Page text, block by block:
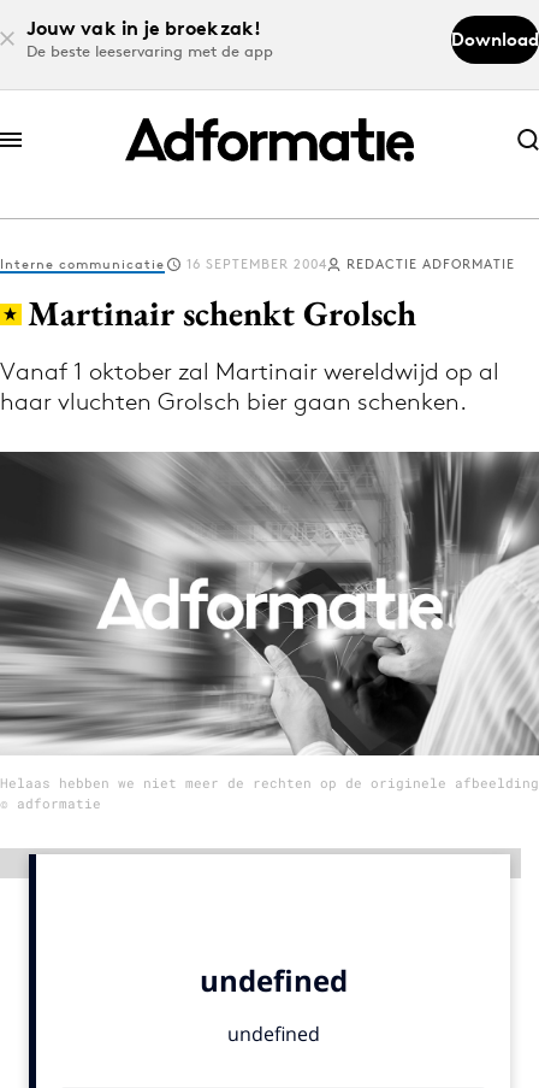
Jouw vak in je broekzak!
De beste leeservaring met de app
Download
Abonneer nu
Abonneer nu
Log in
Download de app
Volg het laatste nieuws via de Adformatie
Menu
Home
9 sept: GenAI-training
12 nov: MarketingLive!
Adverteren
Interne communicatie 16 SEPTEMBER 2004 REDACTIE ADFORMATIE
Martinair schenkt Grolsch
Vanaf 1 oktober zal Martinair wereldwijd op al
haar vluchten Grolsch bier gaan schenken.
Helaas hebben we niet meer de rechten op de originele afbeelding
© adformatie